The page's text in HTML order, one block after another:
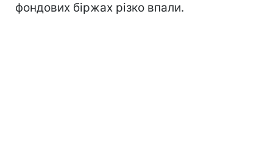
фондових біржах різко впали.